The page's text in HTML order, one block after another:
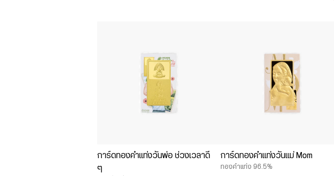
การ์ดทองคำแท่งวันพ่อ ช่วงเวลาดี
ๆ
การ์ดทองคำแท่งวันแม่ Mom
ทองคำแท่ง 96.5%